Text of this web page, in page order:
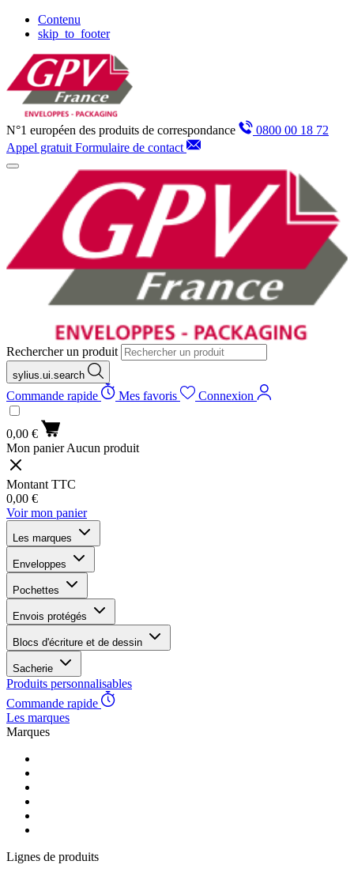
Contenu
skip_to_footer
N°1 européen des produits de correspondance
0800 00 18 72
Appel gratuit Formulaire de contact
Rechercher un produit
sylius.ui.search
Commande rapide Mes favoris Connexion
0,00 €
Mon panier Aucun produit
Montant TTC
0,00 €
Voir mon panier
Les marques
Enveloppes
Pochettes
Envois protégés
Blocs d'écriture et de dessin
Sacherie
Produits personnalisables
Commande rapide
Les marques
Marques
Lignes de produits